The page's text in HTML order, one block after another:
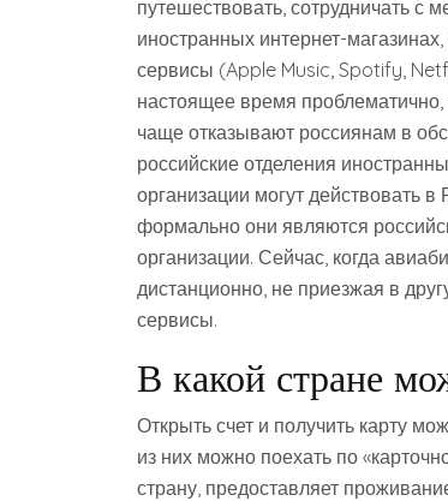
путешествовать, сотрудничать с
иностранных интернет-
сервисы (Apple Music, Spotify,
настоящее время проблематично,
чаще отказывают россиянам в
российские отделения
организации могут действовать
формально они являются
организации. Сейчас, когда
дистанционно, не приезжая в
сервисы.
В какой стране
Открыть счет и получить карту
из них можно поехать по
страну, предоставляет